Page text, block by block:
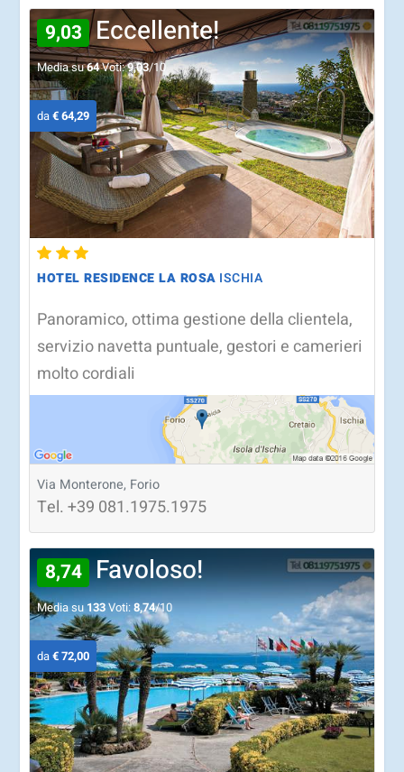
9,03 Eccellente!
Media su64Voti:9,03/10
da€ 64,29
HOTEL RESIDENCE LA ROSA ISCHIA
Panoramico, ottima gestione della clientela,
servizio navetta puntuale, gestori e camerieri
molto cordiali
Via Monterone, Forio
Tel.+39 081.1975.1975
8,74 Favoloso!
Media su133Voti:8,74/10
da€ 72,00